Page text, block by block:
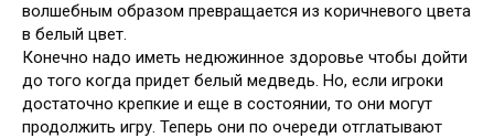
волшебным образом превращается из коричневого цвета
в белый цвет.
Конечно надо иметь недюжинное здоровье чтобы дойти
до того когда придет белый медведь. Но, если игроки
достаточно крепкие и еще в состоянии, то они могут
продолжить игру. Теперь они по очереди отглатывают